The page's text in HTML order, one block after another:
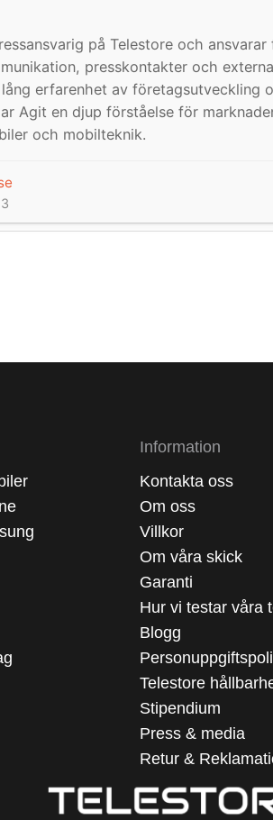
på Telestore och ansvarar
presskontakter och externa
erfarenhet av företagsutveckling
Agit en djup förståelse för
och mobilteknik.
Information
Kontakta oss
Om oss
Villkor
Om våra skick
Garanti
Hur vi testar våra
Blogg
Telestore
Stipendium
Press & media
Retur &